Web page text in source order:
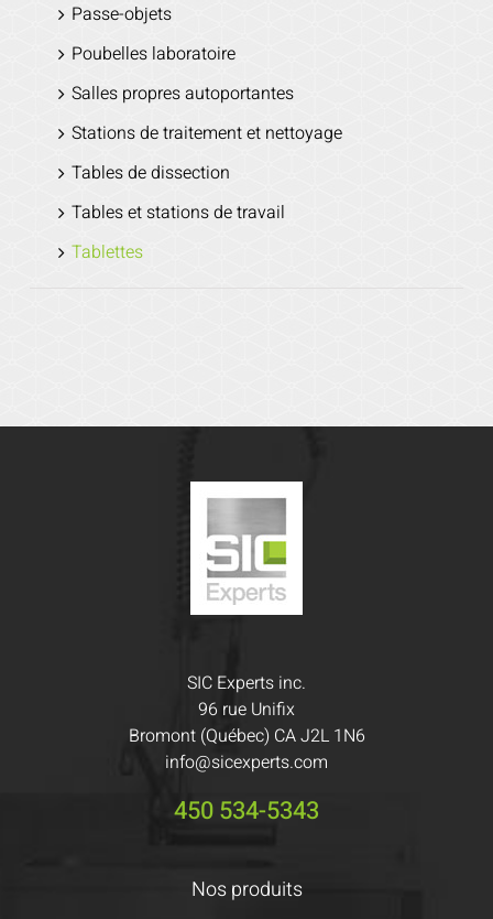
Passe-objets
Poubelles laboratoire
Salles propres autoportantes
Stations de traitement et nettoyage
Tables de dissection
Tables et stations de travail
Tablettes
SIC Experts inc.
96 rue Unifix
Bromont (Québec) CA J2L 1N6
info@sicexperts.com
450 534-5343
Nos produits